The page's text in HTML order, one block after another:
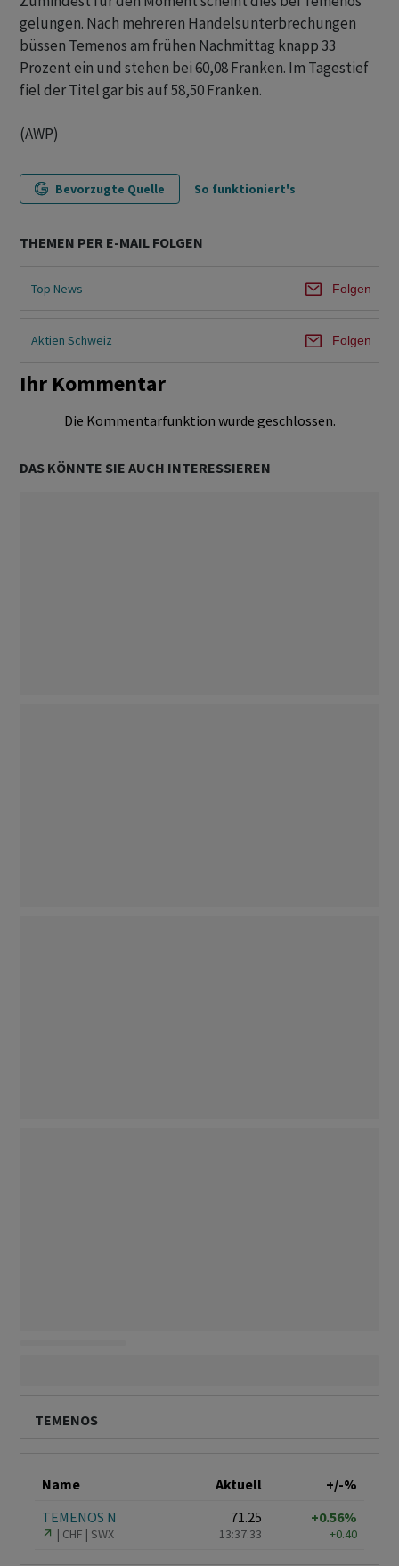
gelungen. Nach mehreren Handelsunterbrechungen
büssen Temenos am frühen Nachmittag knapp 33
Prozent ein und stehen bei 60,08 Franken. Im Tagestief
fiel der Titel gar bis auf 58,50 Franken.
(AWP)
Bevorzugte Quelle So funktioniert's
THEMEN PER E-MAIL FOLGEN
Top News Folgen
Aktien Schweiz Folgen
Ihr Kommentar
Die Kommentarfunktion wurde geschlossen.
DAS KÖNNTE SIE AUCH INTERESSIEREN
TEMENOS
Name Aktuell
+/-%
TEMENOS N
CHF SWX
71.25
13:37:33
+0.56%
+0.40